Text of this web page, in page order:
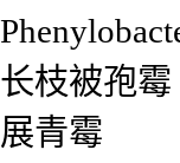
长枝被孢霉
展青霉